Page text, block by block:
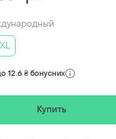
12.6 ₴ бонусних
Купить